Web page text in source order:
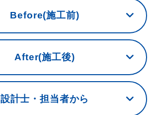
Before(施工前)
After(施工後)
設計士・担当者から